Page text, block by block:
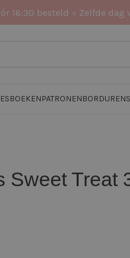
16:30 besteld = Zelfde dag
BOEKENPATRONENBORDUREN
Sweet Treat